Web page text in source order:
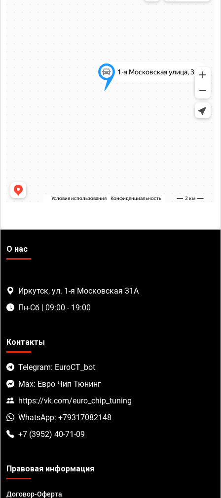
О нас
Иркутск, ул. 1-я Московская 31А
Пн-Сб | 09:00 - 19:00
Контакты
Telegram: EuroCT_bot
Max: Евро Чип Тюнинг
https://vk.com/euro_chip_tuning
WhatsApp: +79317082148
+7 (3952) 40-71-09
Правовая информация
Договор-Оферта